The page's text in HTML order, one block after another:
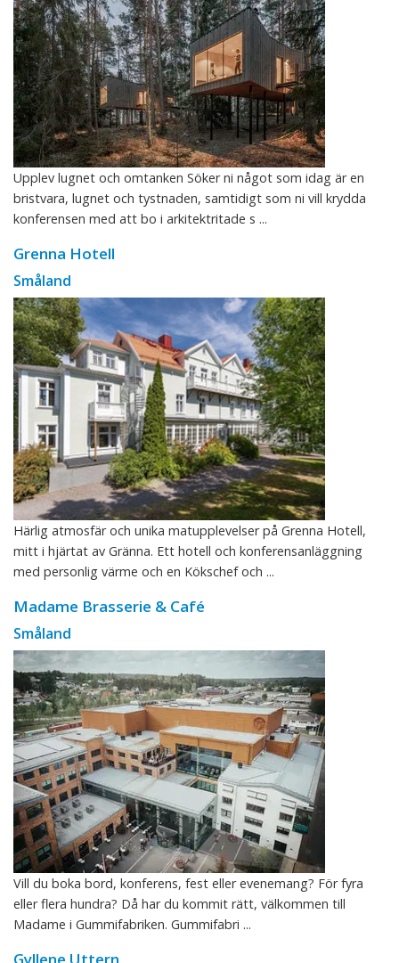
Upplev lugnet och omtanken Söker ni något som idag är en
bristvara, lugnet och tystnaden, samtidigt som ni vill krydda
konferensen med att bo i arkitektritade s ...
Grenna Hotell
Småland
Härlig atmosfär och unika matupplevelser på Grenna Hotell,
mitt i hjärtat av Gränna. Ett hotell och konferensanläggning
med personlig värme och en Kökschef och ...
Madame Brasserie & Café
Småland
Vill du boka bord, konferens, fest eller evenemang? För fyra
eller flera hundra? Då har du kommit rätt, välkommen till
Madame i Gummifabriken. Gummifabri ...
Gyllene Uttern